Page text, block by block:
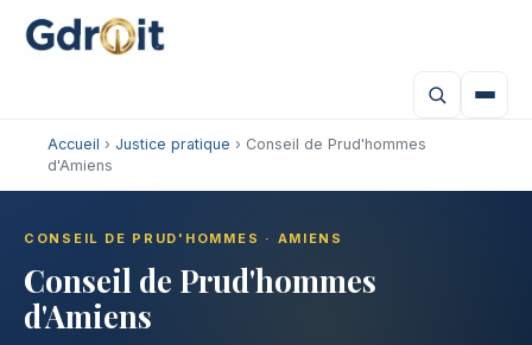
Accueil › Justice pratique › Conseil de Prud'hommes
d'Amiens
CONSEIL DE PRUD'HOMMES · AMIENS
Conseil de Prud'hommes
d'Amiens